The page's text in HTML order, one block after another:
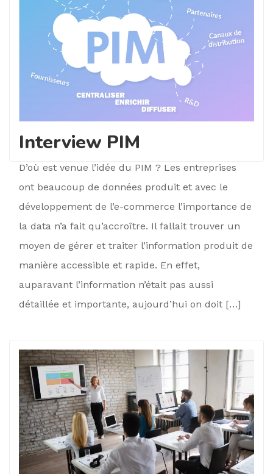
Interview PIM
D’où est venue l’idée du PIM ? Les entreprises
ont beaucoup de données produit et avec le
développement de l’e-commerce l’importance de
la data n’a fait qu’accroître. Il fallait trouver un
moyen de gérer et traiter l’information produit de
manière accessible et rapide. En effet,
auparavant l’information n’était pas aussi
détaillée et importante, aujourd’hui on doit […]